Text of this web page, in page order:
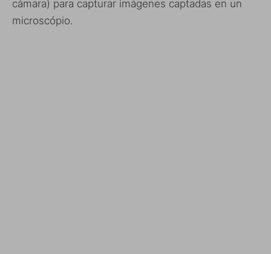
cámara) para capturar imágenes captadas en un
microscópio.